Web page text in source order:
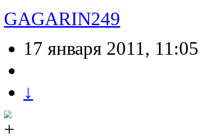
GAGARIN249
17 января 2011, 11:05
↓